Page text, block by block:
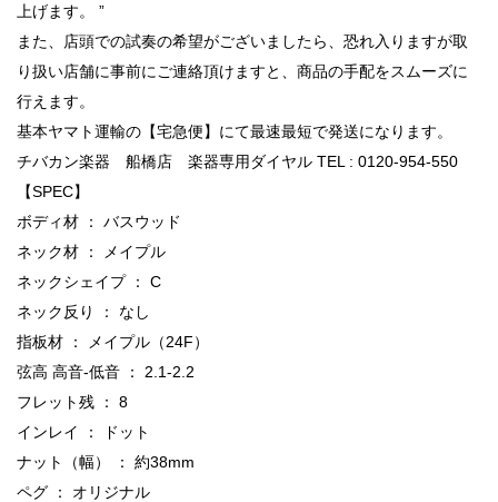
上げます。 ”
また、店頭での試奏の希望がございましたら、恐れ入りますが取
り扱い店舗に事前にご連絡頂けますと、商品の手配をスムーズに
行えます。
基本ヤマト運輸の【宅急便】にて最速最短で発送になります。
チバカン楽器 船橋店 楽器専用ダイヤル TEL : 0120-954-550
【SPEC】
ボディ材 ： バスウッド
ネック材 ： メイプル
ネックシェイプ ： C
ネック反り ： なし
指板材 ： メイプル（24F）
弦高 高音-低音 ： 2.1-2.2
フレット残 ： 8
インレイ ： ドット
ナット（幅） ： 約38mm
ペグ ： オリジナル